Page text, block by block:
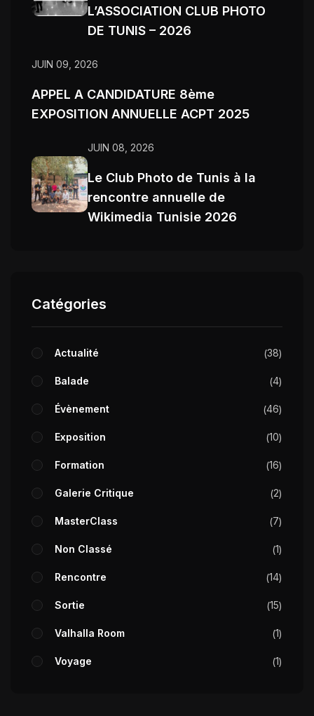
L’ASSOCIATION CLUB PHOTO
DE TUNIS – 2026
JUIN 09, 2026
APPEL A CANDIDATURE 8ème
EXPOSITION ANNUELLE ACPT 2025
JUIN 08, 2026
Le Club Photo de Tunis à la
rencontre annuelle de
Wikimedia Tunisie 2026
Catégories
Actualité 38
Balade 4
Évènement 46
Exposition 10
Formation 16
Galerie Critique 2
MasterClass 7
Non Classé 1
Rencontre 14
Sortie 15
Valhalla Room 1
Voyage 1